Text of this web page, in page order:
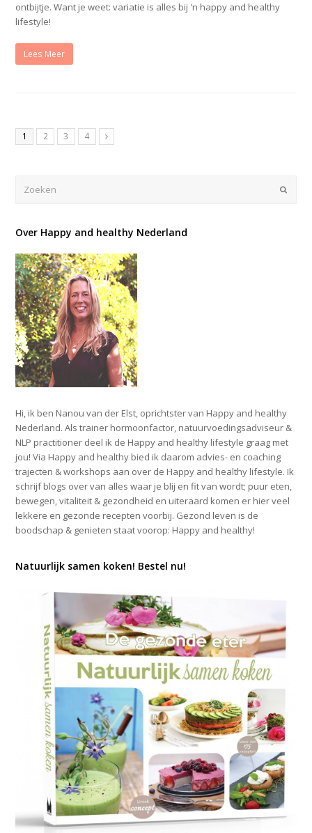
ontbijtje. Want je weet: variatie is alles bij 'n happy and healthy
lifestyle!
Lees Meer
1 2 3 4
Over Happy and healthy Nederland
Hi, ik ben Nanou van der Elst, oprichtster van Happy and healthy
Nederland. Als trainer hormoonfactor, natuurvoedingsadviseur &
NLP practitioner deel ik de Happy and healthy lifestyle graag met
jou! Via Happy and healthy bied ik daarom advies- en coaching
trajecten & workshops aan over de Happy and healthy lifestyle. Ik
schrijf blogs over van alles waar je blij en fit van wordt; puur eten,
bewegen, vitaliteit & gezondheid en uiteraard komen er hier veel
lekkere en gezonde recepten voorbij. Gezond leven is de
boodschap & genieten staat voorop: Happy and healthy!
Natuurlijk samen koken! Bestel nu!